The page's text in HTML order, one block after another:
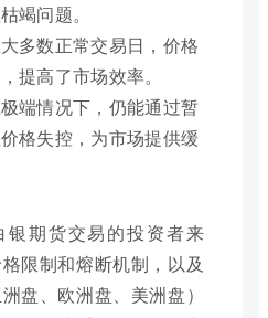
竭问题。
多数正常交易日，价格
提高了市场效率。
端情况下，仍能通过暂
格失控，为市场提供缓
银期货交易的投资者来
限制和熔断机制，以及
盘、欧洲盘、美洲盘）